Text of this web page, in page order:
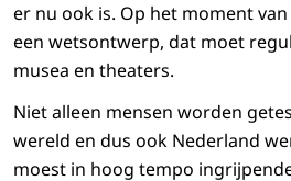
er nu ook is. Op het moment
een wetsontwerp, dat moet
musea en theaters.
Niet alleen mensen worden
wereld en dus ook Nederland
moest in hoog tempo